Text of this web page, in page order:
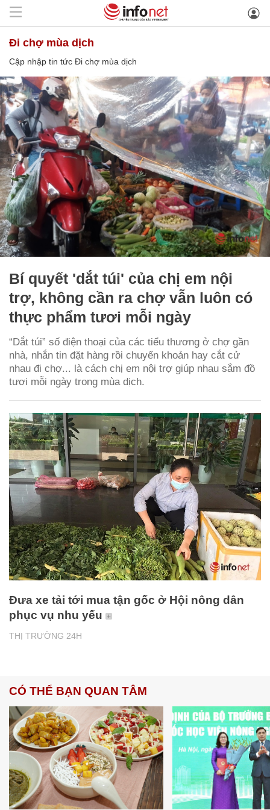
Đi chợ mùa dịch
Cập nhập tin tức Đi chợ mùa dịch
Bí quyết 'dắt túi' của chị em nội
trợ, không cần ra chợ vẫn luôn có
thực phẩm tươi mỗi ngày
“Dắt túi” số điện thoại của các tiểu thương ở chợ gần
nhà, nhắn tin đặt hàng rồi chuyển khoản hay cắt cử
nhau đi chợ... là cách chị em nội trợ giúp nhau sắm đồ
tươi mỗi ngày trong mùa dịch.
THỊ TRƯỜNG 24H
Đưa xe tải tới mua tận gốc ở Hội nông dân
phục vụ nhu yếu
CÓ THỂ BẠN QUAN TÂM